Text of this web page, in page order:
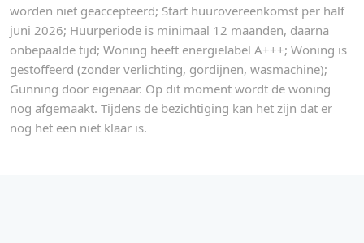
worden niet geaccepteerd; Start huurovereenkomst per half
juni 2026; Huurperiode is minimaal 12 maanden, daarna
onbepaalde tijd; Woning heeft energielabel A+++; Woning is
gestoffeerd (zonder verlichting, gordijnen, wasmachine);
Gunning door eigenaar. Op dit moment wordt de woning
nog afgemaakt. Tijdens de bezichtiging kan het zijn dat er
nog het een niet klaar is.